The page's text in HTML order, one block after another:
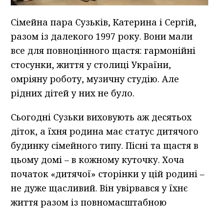
Сімейна пара Сузьків, Катерина і Сергій,
разом із далекого 1997 року. Вони мали
все для повноцінного щастя: гармонійні
стосунки, життя у столиці України,
омріяну роботу, музичну студію. Але
рідних дітей у них не було.
Сьогодні Сузьки виховують аж десятьох
діток, а їхня родина має статус дитячого
будинку сімейного типу. Пісні та щастя в
цьому домі – в кожному куточку. Хоча
початок «дитячої» сторінки у цій родині –
не дуже щасливий. Він увірвався у їхнє
життя разом із повномасштабною